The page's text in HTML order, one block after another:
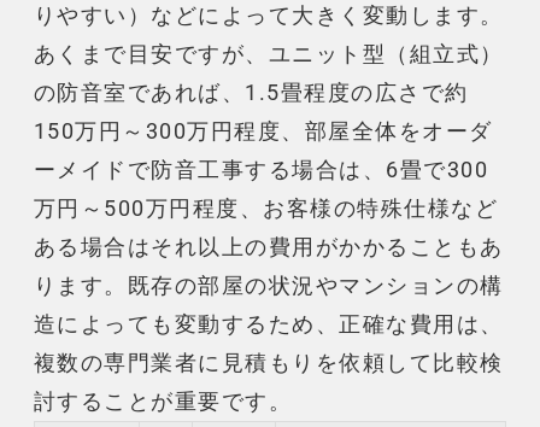
りやすい）などによって大きく変動します。
あくまで目安ですが、ユニット型（組立式）
の防音室であれば、1.5畳程度の広さで約
150万円～300万円程度、部屋全体をオーダ
ーメイドで防音工事する場合は、6畳で300
万円～500万円程度、お客様の特殊仕様など
ある場合はそれ以上の費用がかかることもあ
ります。既存の部屋の状況やマンションの構
造によっても変動するため、正確な費用は、
複数の専門業者に見積もりを依頼して比較検
討することが重要です。